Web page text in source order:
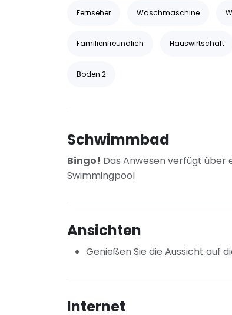
Fernseher Waschmaschine
Familienfreundlich Hauswirtschaft
Boden 2
Schwimmbad
Bingo! Das Anwesen verfügt über
Swimmingpool
Ansichten
Genießen Sie die Aussicht auf
Internet